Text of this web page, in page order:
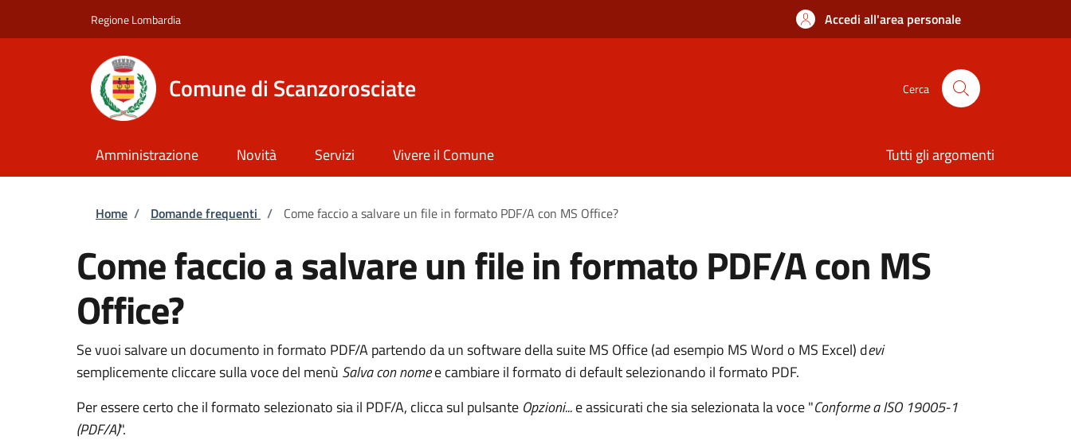
Regione Lombardia Accedi all'area personale
Comune di Scanzorosciate Cerca
Amministrazione Novità Servizi Vivere il Comune Tutti gli argomenti
Briciole di pane
Home / Domande frequenti / Come faccio a salvare un file in formato PDF/A con MS Office?
Come faccio a salvare un file in formato PDF/A con MS
Office?
Se vuoi salvare un documento in formato PDF/A partendo da un software della suite MS Office (ad esempio MS Word o MS Excel) devi
semplicemente cliccare sulla voce del menù Salva con nomee cambiare il formato di default selezionando il formato PDF.
Per essere certo che il formato selezionato sia il PDF/A, clicca sul pulsante Opzioni...e assicurati che sia selezionata la voce "Conforme a ISO 19005-1
(PDF/A)".